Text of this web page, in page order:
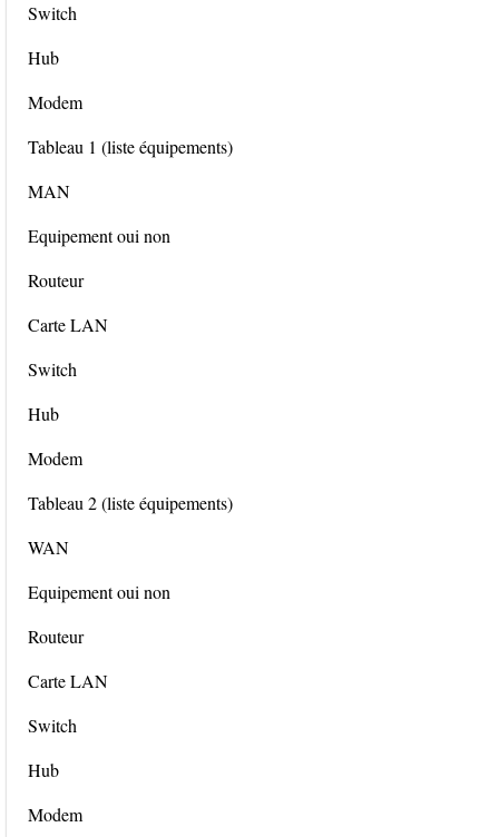
Switch
Hub
Modem
Tableau 1 (liste équipements)
MAN
Equipement oui non
Routeur
Carte LAN
Switch
Hub
Modem
Tableau 2 (liste équipements)
WAN
Equipement oui non
Routeur
Carte LAN
Switch
Hub
Modem